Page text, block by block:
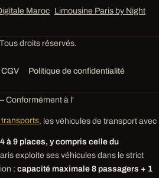
Maroc· Limousine Paris by Night·
droits réservés.
CGV Politique de confidentialité
Conformément à l'
transports, les véhicules de transport avec
4 à 9 places, y compris celle du
exploite ses véhicules dans le strict
: capacité maximale 8 passagers + 1